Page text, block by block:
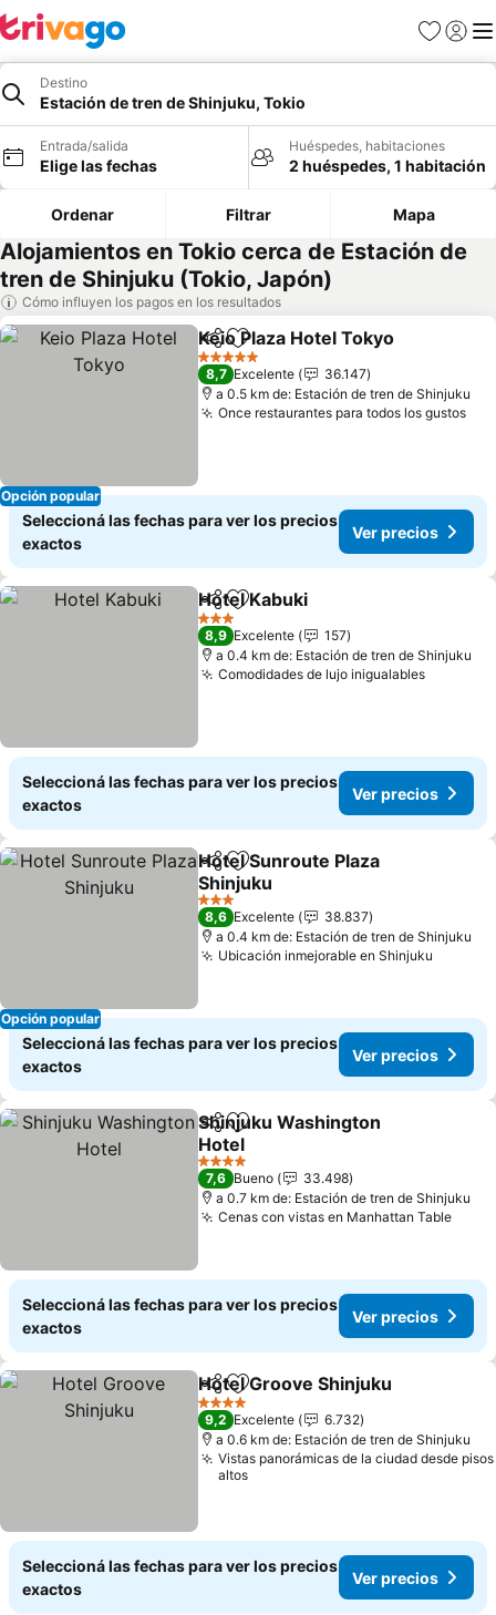
Favoritos
Iniciar
Destino
Estación de tren de Shinjuku, Tokio
Entrada/salida
Elige las fechas
Huéspedes, habitaciones
2 huéspedes, 1 habitación
Ordenar Filtrar Mapa
Alojamientos en Tokio cerca de Estación de
tren de Shinjuku (Tokio, Japón)
Cómo influyen los pagos en los resultados
Opción popular
CompartirAñadir a favoritos
Keio Plaza Hotel Tokyo
5 Estrellas
8,7 Excelente
36.147
a 0.5 km de: Estación de tren de Shinjuku
Once restaurantes para todos los gustos
Seleccioná las fechas para ver los precios
exactos
Ver precios
CompartirAñadir a favoritos
Hotel Kabuki
3 Estrellas
8,9 Excelente
157
a 0.4 km de: Estación de tren de Shinjuku
Comodidades de lujo inigualables
Seleccioná las fechas para ver los precios
exactos
Ver precios
Opción popular
CompartirAñadir a favoritos
Hotel Sunroute Plaza
Shinjuku
3 Estrellas
8,6 Excelente
38.837
a 0.4 km de: Estación de tren de Shinjuku
Ubicación inmejorable en Shinjuku
Seleccioná las fechas para ver los precios
exactos
Ver precios
CompartirAñadir a favoritos
Shinjuku Washington
Hotel
4 Estrellas
7,6 Bueno
33.498
a 0.7 km de: Estación de tren de Shinjuku
Cenas con vistas en Manhattan Table
Seleccioná las fechas para ver los precios
exactos
Ver precios
CompartirAñadir a favoritos
Hotel Groove Shinjuku
4 Estrellas
9,2 Excelente
6.732
a 0.6 km de: Estación de tren de Shinjuku
Vistas panorámicas de la ciudad desde pisos
altos
Seleccioná las fechas para ver los precios
exactos
Ver precios